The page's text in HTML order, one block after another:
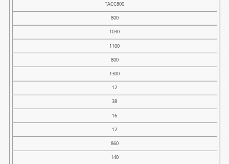
TACC800
800
1030
1100
800
1300
12
38
16
12
860
140